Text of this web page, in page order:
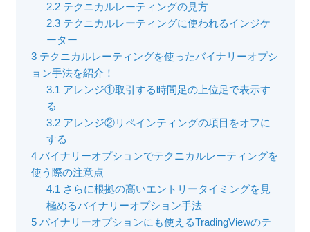
2.2 テクニカルレーティングの見方
2.3 テクニカルレーティングに使われるインジケ
ーター
3テクニカルレーティングを使ったバイナリーオプシ
ョン手法を紹介！
3.1 アレンジ①取引する時間足の上位足で表示す
る
3.2 アレンジ②リペインティングの項目をオフに
する
4バイナリーオプションでテクニカルレーティングを
使う際の注意点
4.1 さらに根拠の高いエントリータイミングを見
極めるバイナリーオプション手法
5バイナリーオプションにも使えるTradingViewのテ